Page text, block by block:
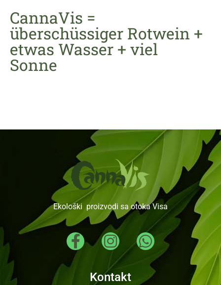
CannaVis =
überschüssiger Rotwein +
etwas Wasser + viel
Sonne
Ekološki proizvodi sa otoka Visa
Kontakt